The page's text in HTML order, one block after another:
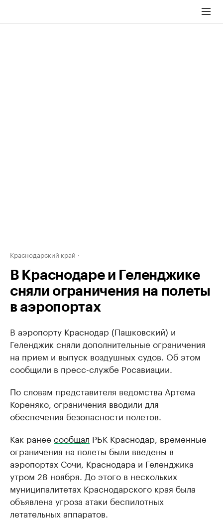
Краснодарский край
В Краснодаре и Геленджике
сняли ограничения на полеты
в аэропортах
В аэропорту Краснодар (Пашковский) и
Геленджик сняли дополнительные ограничения
на прием и выпуск воздушных судов. Об этом
сообщили в пресс-службе Росавиации.
По словам представителя ведомства Артема
Кореняко, ограничения вводили для
обеспечения безопасности полетов.
Как ранее сообщал РБК Краснодар, временные
ограничения на полеты были введены в
аэропортах Сочи, Краснодара и Геленджика
утром 28 ноября. До этого в нескольких
муниципалитетах Краснодарского края была
объявлена угроза атаки беспилотных
летательных аппаратов.